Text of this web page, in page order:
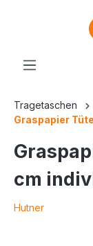
Tragetaschen
Graspapier
cm
Hutner